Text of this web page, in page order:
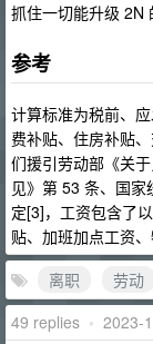
抓住一切能升级 2N
参考
计算标准为税前、
费补贴、住房补贴
们援引劳动部《关
见》第 53 条、国
定[3]，工资包含了
贴、加班加点工资
离职
劳动
49 replies • 2023-